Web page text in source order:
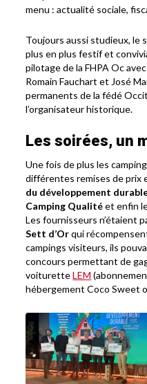
menu : actualité sociale,
Toujours aussi studieux, le
plus en plus festif et
pilotage de la FHPA Oc
Romain Fauchart et José
permanents de la fédé
l’organisateur historique.
Les soirées, un
Une fois de plus les
différentes remises de prix
du développement
Camping Qualitéet enfin
Les fournisseurs n’étaient
Sett d’Orqui
campings visiteurs, ils
concours permettant de
voituretteLEM
hébergement Coco Sweet